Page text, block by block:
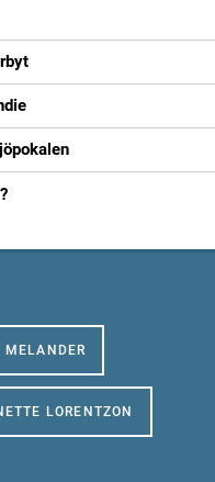
MELANDER
LORENTZON